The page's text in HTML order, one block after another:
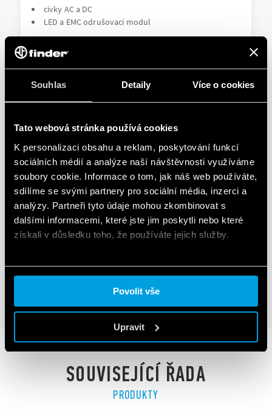
Souhlas Detaily Více o cookies
Tato webová stránka používá cookies
K personalizaci obsahu a reklam, poskytování funkcí
sociálních médií a analýze naší návštěvnosti využíváme
soubory cookie. Informace o tom, jak náš web používáte,
sdílíme se svými partnery pro sociální média, inzerci a
analýzy. Partneři tyto údaje mohou zkombinovat s
dalšími informacemi, které jste jim poskytli nebo které
získali v důsledku toho, že používáte jejich služby.
Cookie policy.
Povolit vše
Upravit
cívky AC a DC
LED a EMC odrušovací modul
TYP 4C.P2 - VAZEBNÍ ČLEN S PUSH-IN
SVORKAMI
SOUVISEJÍCÍ ŘADA
PRODUKTY